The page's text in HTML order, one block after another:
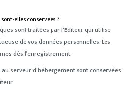
elles conservées ?
sont traitées par l’Editeur qui utilise
de vos données personnelles. Les
dès l’enregistrement.
serveur d’hébergement sont conservées